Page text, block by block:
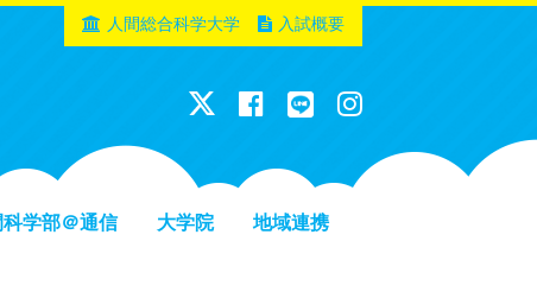
科学部＠通信 大学院
地域連携
人間総合科学大学 入試概要